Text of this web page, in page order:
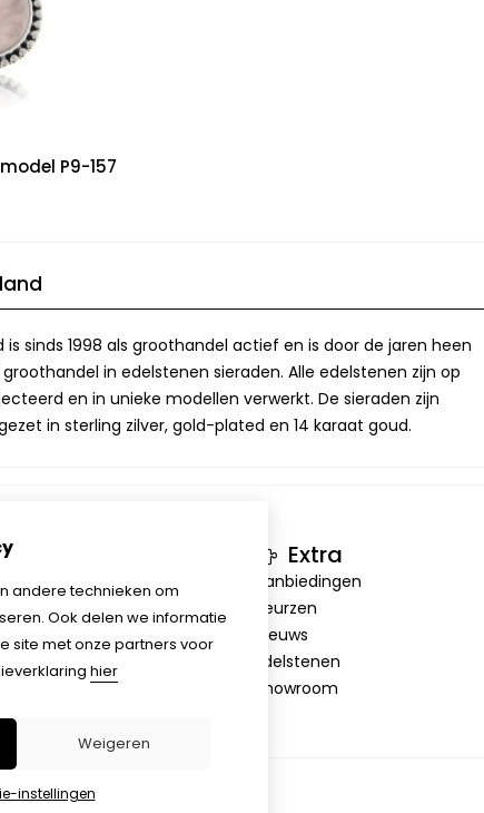
P9-157
is sinds 1998 als groothandel actief en is door de jaren heen
in edelstenen sieraden. Alle edelstenen zijn op
en in unieke modellen verwerkt. De sieraden zijn
in sterling zilver, gold-plated en 14 karaat goud.
Extra
Aanbiedingen
Beurzen
Nieuws
Edelstenen
Showroom
andere technieken om
Ook delen we informatie
site met onze partners voor
hier
Weigeren
instellingen